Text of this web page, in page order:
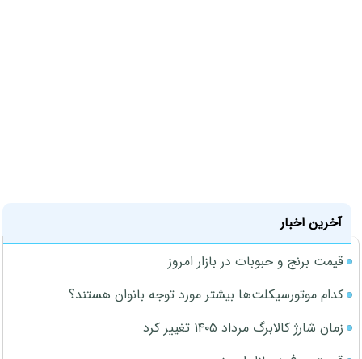
آخرین اخبار
قیمت برنج و حبوبات در بازار امروز
کدام موتورسیکلت‌ها بیشتر مورد توجه بانوان هستند؟
زمان شارژ کالابرگ مرداد ۱۴۰۵ تغییر کرد